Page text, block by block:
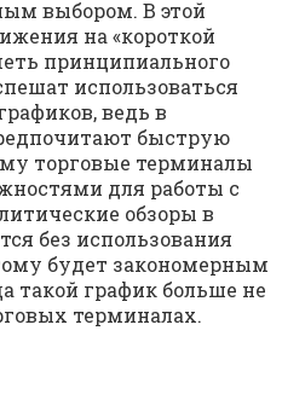
выбором. В этой
на «короткой
принципиального
использоваться
ведь в
быструю
торговые терминалы
для работы с
обзоры в
без использования
будет закономерным
такой график больше не
терминалах.